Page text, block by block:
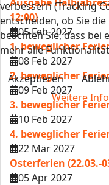
12:00)
05 Feb 2027
1. beweglicher
08 Feb 2027
2. beweglicher
09 Feb 2027
3. beweglicher
10 Feb 2027
4. beweglicher
22 Mär 2027
Osterferien (22.03.-
05 Apr 2027
verbessern (Tracking
entscheiden, ob Sie
beachten Sie, dass
mehr alle
Akzeptieren
Weitere